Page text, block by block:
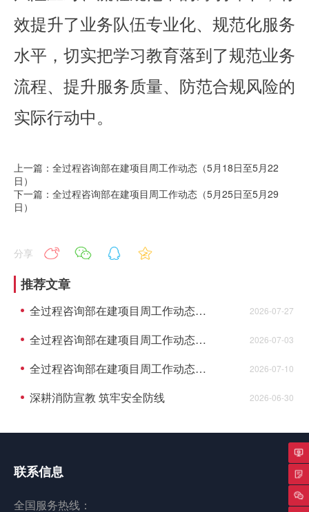
效提升了业务队伍专业化、规范化服务
水平，切实把学习教育落到了规范业务
流程、提升服务质量、防范合规风险的
实际行动中。
上一篇：全过程咨询部在建项目周工作动态（5月18日至5月22
日）
下一篇：全过程咨询部在建项目周工作动态（5月25日至5月29
日）
分享
推荐文章
全过程咨询部在建项目周工作动态（7月20日至7月24日） 2026-07-27
全过程咨询部在建项目周工作动态（6月29日至7月3日） 2026-07-03
全过程咨询部在建项目周工作动态（7月6日至7月10日） 2026-07-10
深耕消防宣教 筑牢安全防线 2026-06-30
联系信息
全国服务热线：
专